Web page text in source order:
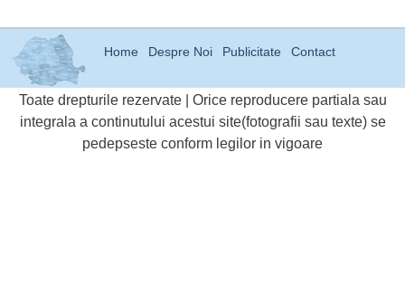
Home Despre Noi Publicitate Contact
Toate drepturile rezervate | Orice reproducere partiala sau
integrala a continutului acestui site(fotografii sau texte) se
pedepseste conform legilor in vigoare